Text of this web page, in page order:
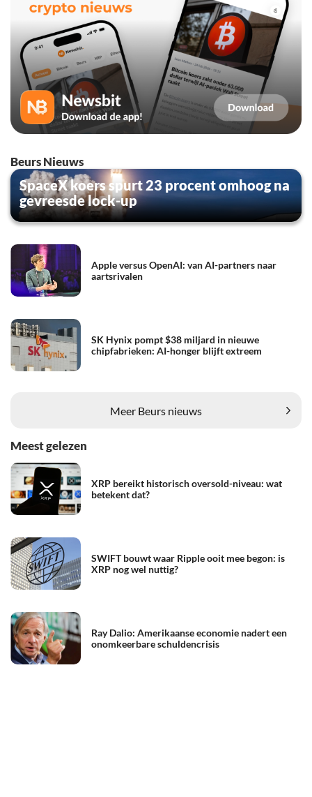
Beurs Nieuws
SpaceX koers spurt 23 procent omhoog na
gevreesde lock-up
Apple versus OpenAI: van AI-partners naar
aartsrivalen
SK Hynix pompt $38 miljard in nieuwe
chipfabrieken: AI-honger blijft extreem
Meer Beurs nieuws
Meest gelezen
XRP bereikt historisch oversold-niveau: wat
betekent dat?
SWIFT bouwt waar Ripple ooit mee begon: is
XRP nog wel nuttig?
Ray Dalio: Amerikaanse economie nadert een
onomkeerbare schuldencrisis